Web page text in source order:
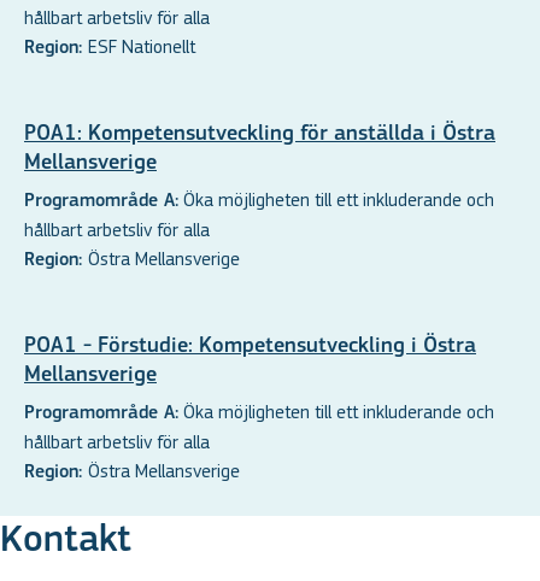
hållbart arbetsliv för alla
Region: ESF Nationellt
POA1: Kompetensutveckling för anställda i Östra
Mellansverige
Programområde A: Öka möjligheten till ett inkluderande och
hållbart arbetsliv för alla
Region: Östra Mellansverige
POA1 - Förstudie: Kompetensutveckling i Östra
Mellansverige
Programområde A: Öka möjligheten till ett inkluderande och
hållbart arbetsliv för alla
Region: Östra Mellansverige
Kontakt